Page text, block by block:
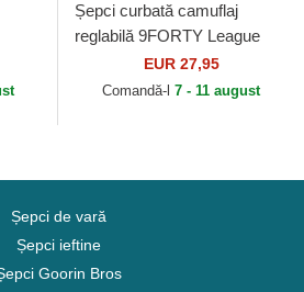
Șepci curbată camuflaj
reglabilă 9FORTY League
Essential de New York
Yankees MLB de New Era
EUR 27,95
Comandă-l 7 - 11 august
Șepci de vară
Șepci ieftine
Goorin Bros